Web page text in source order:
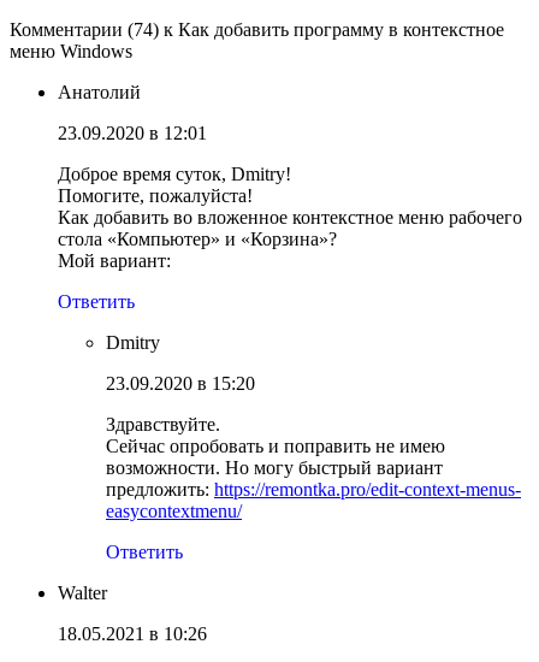
Комментарии (74) к Как добавить программу в контекстное
меню Windows
Анатолий
23.09.2020 в 12:01
Доброе время суток, Dmitry!
Помогите, пожалуйста!
Как добавить во вложенное контекстное меню рабочего
стола «Компьютер» и «Корзина»?
Мой вариант:
Ответить
Dmitry
23.09.2020 в 15:20
Здравствуйте.
Сейчас опробовать и поправить не имею
возможности. Но могу быстрый вариант
предложить: https://remontka.pro/edit-context-menus-
easycontextmenu/
Ответить
Walter
18.05.2021 в 10:26